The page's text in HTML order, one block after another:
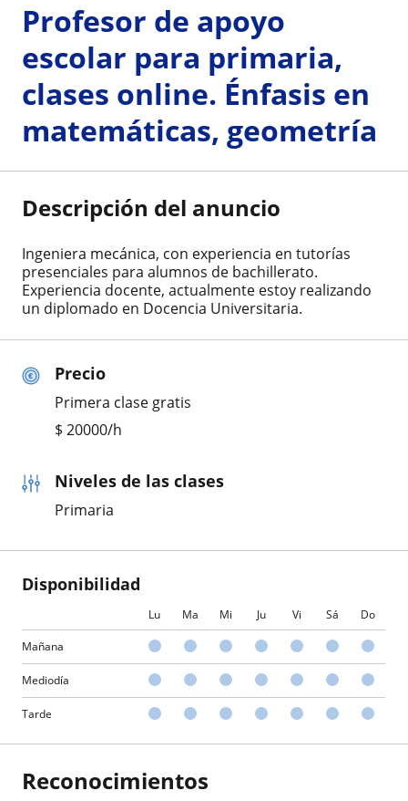
Precio
Primera clase gratis
$ 20000/h
Niveles de las clases
Primaria
Disponibilidad
Lu Ma Mi Ju Vi Sá Do
Mañana
Mediodía
Tarde
Profesor de apoyo
escolar para primaria,
clases online. Énfasis en
matemáticas, geometría
Descripción del anuncio
Ingeniera mecánica, con experiencia en tutorías
presenciales para alumnos de bachillerato.
Experiencia docente, actualmente estoy realizando
un diplomado en Docencia Universitaria.
Reconocimientos